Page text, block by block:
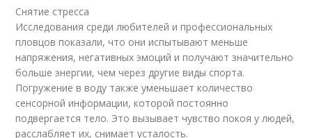
Снятие стресса
Исследования среди любителей и профессиональных
пловцов показали, что они испытывают меньше
напряжения, негативных эмоций и получают значительно
больше энергии, чем через другие виды спорта.
Погружение в воду также уменьшает количество
сенсорной информации, которой постоянно
подвергается тело. Это вызывает чувство покоя у людей,
расслабляет их, снимает усталость.